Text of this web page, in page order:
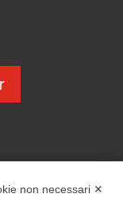
non necessari ✕